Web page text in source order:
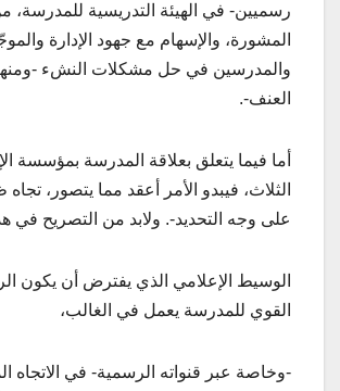
رسميين- في الهيئة التدريسية للمدرسة،
المشورة، والإسهام مع جهود الإدارة
والمدرسين في حل مشكلات النشء -
العنف-.
أما فيما يتعلق بعلاقة المدرسة بمؤسسة
الثلاث، فيبدو الأمر أعقد مما يتصور،
على وجه التحديد-. ولابد من التصريح في
الوسيط الإعلامي الذي يفترض أن يكون
القوي للمدرسة يعمل في الغالب،
-وخاصة عبر قنواته الرسمية- في الاتجاه